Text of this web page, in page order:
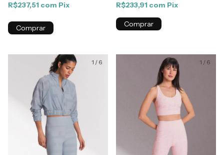
R$237,51 com Pix
Comprar
R$233,91 com Pix
Comprar
1 / 6 1 / 6